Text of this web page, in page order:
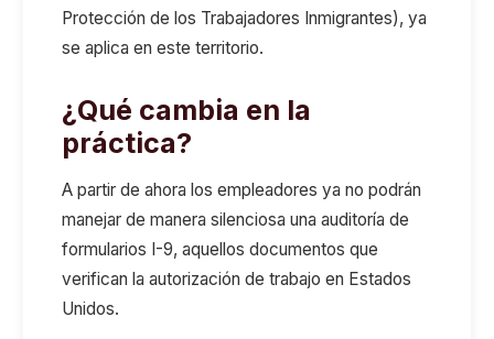
Protección de los Trabajadores Inmigrantes), ya
se aplica en este territorio.
¿Qué cambia en la
práctica?
A partir de ahora los empleadores ya no podrán
manejar de manera silenciosa una auditoría de
formularios I-9, aquellos documentos que
verifican la autorización de trabajo en Estados
Unidos.